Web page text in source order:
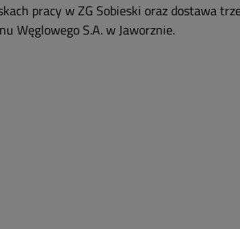
pracy w ZG Sobieski oraz dostawa
Węglowego S.A. w Jaworznie.